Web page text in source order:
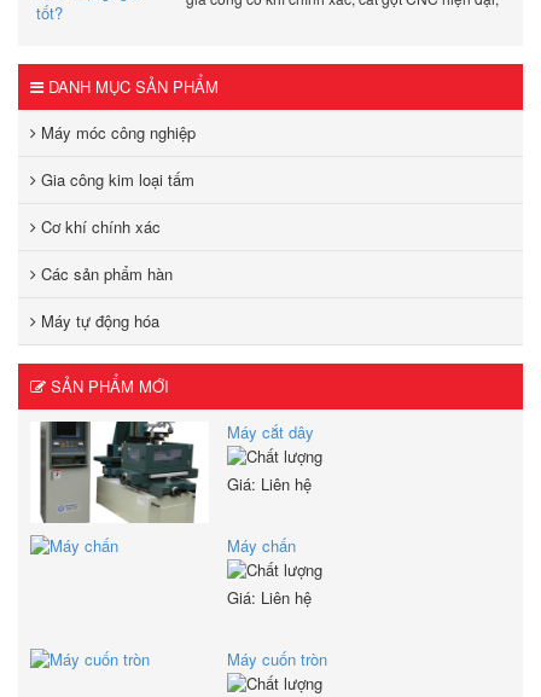
DANH MỤC SẢN PHẨM
Máy móc công nghiệp
Gia công kim loại tấm
Cơ khí chính xác
Các sản phẩm hàn
Máy tự động hóa
SẢN PHẨM MỚI
Máy cắt dây
Giá: Liên hệ
Máy chấn
Giá: Liên hệ
Máy cuốn tròn